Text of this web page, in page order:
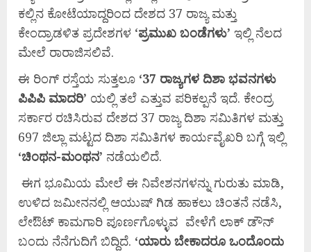
ಕಲ್ಲಿನ ಕೋಟೆಯಾದ್ದರಿಂದ ದೇಶದ 37 ರಾಜ್ಯ ಮತ್ತು
ಕೇಂದ್ರಾಡಳಿತ ಪ್ರದೇಶಗಳ ‘ಪ್ರಮುಖ ಬಂಡೆಗಳು’ ಇಲ್ಲಿ ನೆಲದ
ಮೇಲೆ ರಾರಾಜಿಸಲಿವೆ.
ಈ ರಿಂಗ್ ರಸ್ತೆಯ ಸುತ್ತಲೂ ‘37 ರಾಜ್ಯಗಳ ದಿಶಾ ಭವನಗಳು
ಪಿಪಿಪಿ ಮಾದರಿ’ ಯಲ್ಲಿ ತಲೆ ಎತ್ತುವ ಪರಿಕಲ್ಪನೆ ಇದೆ. ಕೇಂದ್ರ
ಸರ್ಕಾರ ರಚಿಸಿರುವ ದೇಶದ 37 ರಾಜ್ಯ ದಿಶಾ ಸಮಿತಿಗಳ ಮತ್ತು
697 ಜಿಲ್ಲಾ ಮಟ್ಟದ ದಿಶಾ ಸಮಿತಿಗಳ ಕಾರ್ಯವೈಖರಿ ಬಗ್ಗೆ ಇಲ್ಲಿ
‘ಚಿಂಥನ-ಮಂಥನ’ ನಡೆಯಲಿದೆ.
ಈಗ ಭೂಮಿಯ ಮೇಲೆ ಈ ನಿವೇಶನಗಳನ್ನು ಗುರುತು ಮಾಡಿ,
ಉಳಿದ ಜಮೀನನಲ್ಲಿ ಆಯುಷ್ ಗಿಡ ಹಾಕಲು ಚಿಂತನೆ ನಡೆಸಿ,
ಲೇಔಟ್ ಕಾಮಗಾರಿ ಪೂರ್ಣಗೊಳ್ಳುವ ವೇಳೆಗೆ ಲಾಕ್ ಡೌನ್
ಬಂದು ನೆನೆಗುದಿಗೆ ಬಿದ್ದಿದೆ. ‘ಯಾರು ಬೇಕಾದರೂ ಒಂದೊಂದು